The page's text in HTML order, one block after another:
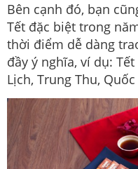
Bên cạnh đó, bạn
Tết đặc biệt trong
thời điểm dễ dàng
đầy ý nghĩa, ví dụ:
Lịch, Trung Thu,